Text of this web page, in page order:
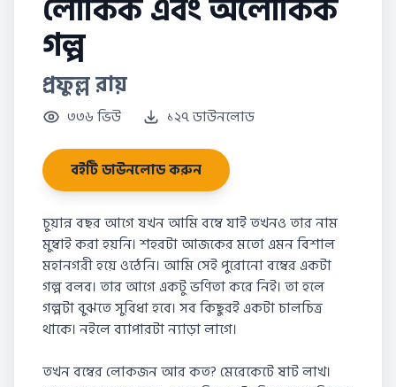
লৌকিক এবং অলৌকিক
গল্প
প্রফুল্ল রায়
৩৩৬ ভিউ ১২৭ ডাউনলোড
বইটি ডাউনলোড করুন
চুয়ান্ন বছর আগে যখন আমি বম্বে যাই তখনও তার নাম
মুম্বাই করা হয়নি। শহরটা আজকের মতো এমন বিশাল
মহানগরী হয়ে ওঠেনি। আমি সেই পুরোনো বম্বের একটা
গল্প বলব। তার আগে একটু ভণিতা করে নিই। তা হলে
গল্পটা বুঝতে সুবিধা হবে। সব কিছুরই একটা চালচিত্র
থাকে। নইলে ব্যাপারটা ন্যাড়া লাগে।
তখন বম্বের লোকজন আর কত? মেরেকেটে ষাট লাখ।